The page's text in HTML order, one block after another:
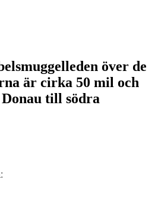
över de
är cirka 50 mil och
till södra